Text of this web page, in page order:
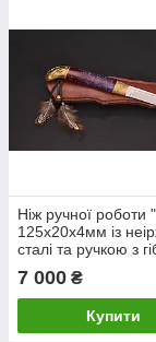
Ніж ручної роботи
125х20х4мм із
сталі та ручкою з
7 000 ₴
Купити